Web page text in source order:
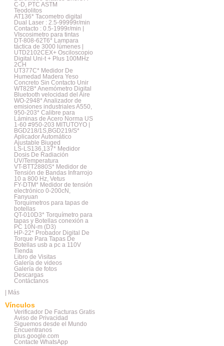
C-D, PTC ASTM
Teodolitos
AT136* Tacometro digital
Dual Laser : 2.5-99999r/min
Contacto : 0.5-1999r/min |
VIscosimetro para tintas
DT-808-62T6* Lampara
táctica de 3000 lúmenes |
UTD2102CEX+ Osciloscopio
Digital Uni-t + Plus 100MHz
2CH
UT377C* Medidor De
Humedad Madera Yeso
Concreto Sin Contacto Unir
WT82B* Anemómetro Digital
Bluetooth velocidad del Aire
WO-2948* Analizador de
emisiones industriales A550,
950-203* Calibre para
Láminas de Acero Norma US
1-60 #950-203 MITUTOYO |
BGD218/1S,BGD219/S*
Aplicador Automático
Ajustable Biuged
LS-LS136,137* Medidor
Dosis De Radiación
UV/Temperatura
VT-BTT2880S* Medidor de
Tensión de Bandas Infrarrojo
10 a 800 Hz, Vetus
FY-DTM* Medidor de tensión
electrónico 0-200cN,
Fanyuan
Torquimetros para tapas de
botellas
QT-010D3* Torquímetro para
tapas y Botellas conexión a
PC 10N-m (D3)
HP-22* Probador Digital De
Torque Para Tapas De
Botellas usb a pc a 110V
Tienda
Libro de Visitas
Galería de videos
Galería de fotos
Descargas
Contáctanos
Más
Vínculos
Verificador De Facturas Gratis
Aviso de Privacidad
Siguemos desde el Mundo
Encuentranos
plus.google.com
Contacte WhatsApp